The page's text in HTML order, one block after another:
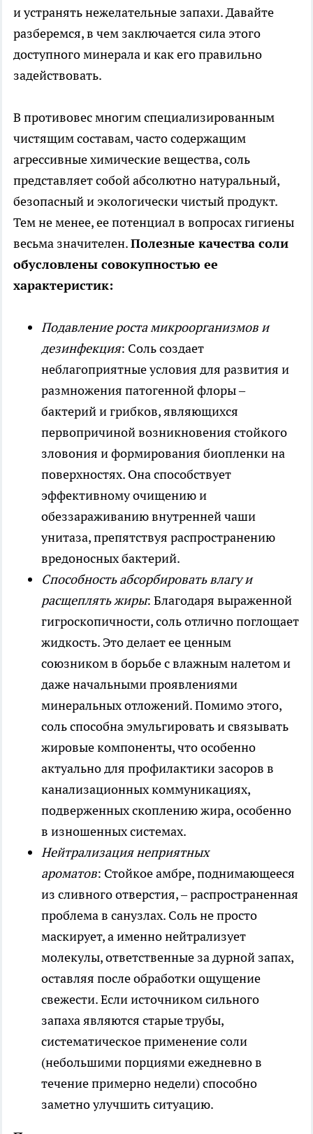
и устранять нежелательные запахи. Давайте
разберемся, в чем заключается сила этого
доступного минерала и как его правильно
задействовать.
В противовес многим специализированным
чистящим составам, часто содержащим
агрессивные химические вещества, соль
представляет собой абсолютно натуральный,
безопасный и экологически чистый продукт.
Тем не менее, ее потенциал в вопросах гигиены
весьма значителен.Полезные качества соли
обусловлены совокупностью ее
характеристик:
Подавление роста микроорганизмов и
дезинфекция: Соль создает
неблагоприятные условия для развития и
размножения патогенной флоры –
бактерий и грибков, являющихся
первопричиной возникновения стойкого
зловония и формирования биопленки на
поверхностях. Она способствует
эффективному очищению и
обеззараживанию внутренней чаши
унитаза, препятствуя распространению
вредоносных бактерий.
Способность абсорбировать влагу и
расщеплять жиры: Благодаря выраженной
гигроскопичности, соль отлично поглощает
жидкость. Это делает ее ценным
союзником в борьбе с влажным налетом и
даже начальными проявлениями
минеральных отложений. Помимо этого,
соль способна эмульгировать и связывать
жировые компоненты, что особенно
актуально для профилактики засоров в
канализационных коммуникациях,
подверженных скоплению жира, особенно
в изношенных системах.
Нейтрализация неприятных
ароматов: Стойкое амбре, поднимающееся
из сливного отверстия, – распространенная
проблема в санузлах. Соль не просто
маскирует, а именно нейтрализует
молекулы, ответственные за дурной запах,
оставляя после обработки ощущение
свежести. Если источником сильного
запаха являются старые трубы,
систематическое применение соли
(небольшими порциями ежедневно в
течение примерно недели) способно
заметно улучшить ситуацию.